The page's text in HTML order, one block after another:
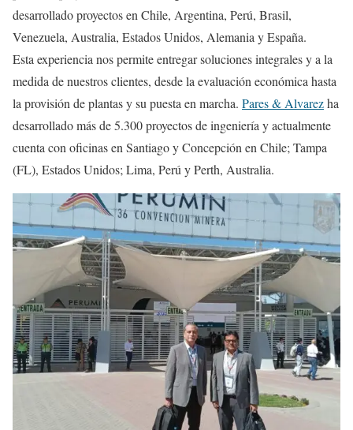
desarrollado proyectos en Chile, Argentina, Perú, Brasil,
Venezuela, Australia, Estados Unidos, Alemania y España.
Esta experiencia nos permite entregar soluciones integrales y a la
medida de nuestros clientes, desde la evaluación económica hasta
la provisión de plantas y su puesta en marcha. Pares & Alvarezha
desarrollado más de 5.300 proyectos de ingeniería y actualmente
cuenta con oficinas en Santiago y Concepción en Chile; Tampa
(FL), Estados Unidos; Lima, Perú y Perth, Australia.